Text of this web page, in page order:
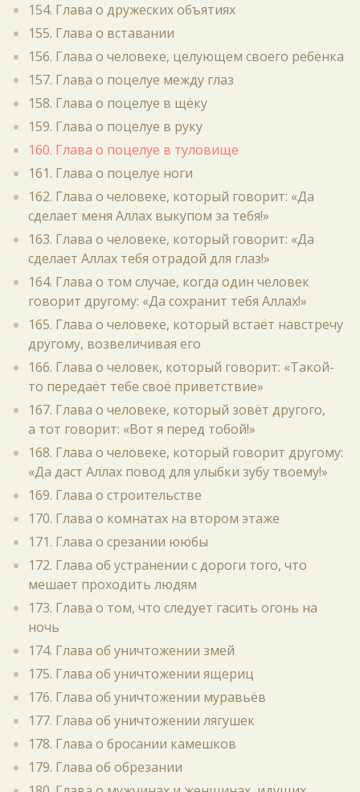
154. Глава о дружеских объятиях
155. Глава о вставании
156. Глава о человеке, целующем своего ребёнка
157. Глава о поцелуе между глаз
158. Глава о поцелуе в щёку
159. Глава о поцелуе в руку
160. Глава о поцелуе в туловище
161. Глава о поцелуе ноги
162. Глава о человеке, который говорит: «Да
сделает меня Аллах выкупом за тебя!»
163. Глава о человеке, который говорит: «Да
сделает Аллах тебя отрадой для глаз!»
164. Глава о том случае, когда один человек
говорит другому: «Да сохранит тебя Аллах!»
165. Глава о человеке, который встаёт навстречу
другому, возвеличивая его
166. Глава о человек, который говорит: «Такой-
то передаёт тебе своё приветствие»
167. Глава о человеке, который зовёт другого,
а тот говорит: «Вот я перед тобой!»
168. Глава о человеке, который говорит другому:
«Да даст Аллах повод для улыбки зубу твоему!»
169. Глава о строительстве
170. Глава о комнатах на втором этаже
171. Глава о срезании ююбы
172. Глава об устранении с дороги того, что
мешает проходить людям
173. Глава о том, что следует гасить огонь на
ночь
174. Глава об уничтожении змей
175. Глава об уничтожении ящериц
176. Глава об уничтожении муравьёв
177. Глава об уничтожении лягушек
178. Глава о бросании камешков
179. Глава об обрезании